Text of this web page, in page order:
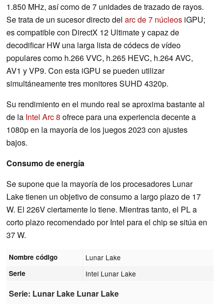
1.850 MHz, así como de 7 unidades de trazado de rayos.
Se trata de un sucesor directo del arc de 7 núcleos iGPU;
es compatible con DirectX 12 Ultimate y capaz de
decodificar HW una larga lista de códecs de vídeo
populares como h.266 VVC, h.265 HEVC, h.264 AVC,
AV1 y VP9. Con esta iGPU se pueden utilizar
simultáneamente tres monitores SUHD 4320p.
Su rendimiento en el mundo real se aproxima bastante al
de la Intel Arc 8 ofrece para una experiencia decente a
1080p en la mayoría de los juegos 2023 con ajustes
bajos.
Consumo de energía
Se supone que la mayoría de los procesadores Lunar
Lake tienen un objetivo de consumo a largo plazo de 17
W. El 226V ciertamente lo tiene. Mientras tanto, el PL a
corto plazo recomendado por Intel para el chip se sitúa en
37 W.
Nombre código Lunar Lake
Serie Intel Lunar Lake
Serie: Lunar Lake Lunar Lake